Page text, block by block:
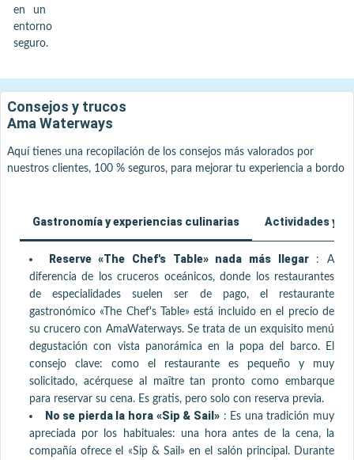
en un
entorno
seguro.
Consejos y trucos
Ama Waterways
Aquí tienes una recopilación de los consejos más valorados por
nuestros clientes, 100 % seguros, para mejorar tu experiencia a bordo
Gastronomía y experiencias culinarias Actividades y
Reserve «The Chef's Table» nada más llegar :A
diferencia de los cruceros oceánicos, donde los restaurantes
de especialidades suelen ser de pago, el restaurante
gastronómico «The Chef's Table» está incluido en el precio de
su crucero con AmaWaterways. Se trata de un exquisito menú
degustación con vista panorámica en la popa del barco. El
consejo clave: como el restaurante es pequeño y muy
solicitado, acérquese al maître tan pronto como embarque
para reservar su cena. Es gratis, pero solo con reserva previa.
No se pierda la hora «Sip & Sail» : Es una tradición muy
apreciada por los habituales: una hora antes de la cena, la
compañía ofrece el «Sip & Sail» en el salón principal. Durante